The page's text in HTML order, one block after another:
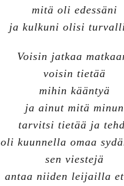
mitä oli edessäni
ja kulkuni olisi
Voisin jatkaa
voisin tietää
mihin kääntyä
ja ainut mitä minun
tarvitsi tietää ja
oli kuunnella omaa
sen viestejä
antaa niiden leijailla